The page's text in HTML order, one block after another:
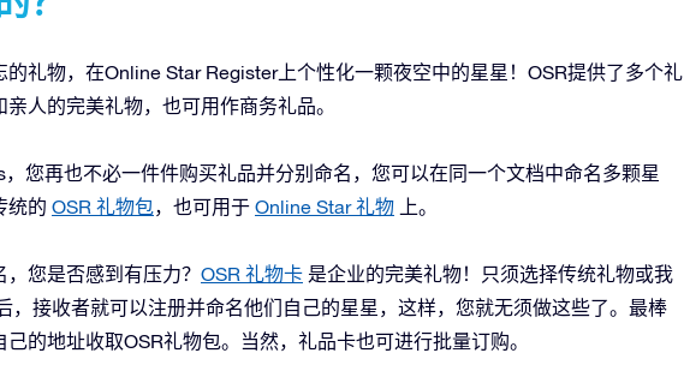
礼物，在Online Star Register上个性化一颗夜空中的星星！OSR提供了多个礼
人的完美礼物，也可用作商务礼品。
您再也不必一件件购买礼品并分别命名，您可以在同一个文档中命名多颗星
统的 OSR 礼物包，也可用于 Online Star 礼物 上。
您是否感到有压力？ OSR 礼物卡 是企业的完美礼物！只须选择传统礼物或我
，接收者就可以注册并命名他们自己的星星，这样，您就无须做这些了。最棒
的地址收取OSR礼物包。当然，礼品卡也可进行批量订购。